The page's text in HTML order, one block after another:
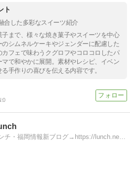
ト
合した多彩なスイーツ紹介
まで、様々な焼き菓子やスイーツを中心
シムネルケーキやジェンダーに配慮した
フェで味わうクグロフやコロコロしたパ
で和やかに展開。素材やレシピ、イベン
手作りの喜びを伝える内容です。
0
福岡のモーニング・ランチ・福岡情報新ブログ→https://lunch.news-vouge.com/福岡閉店情報→http://info.vogue.tokyo/旧ブログ→https://fukuoka.coresv.com/